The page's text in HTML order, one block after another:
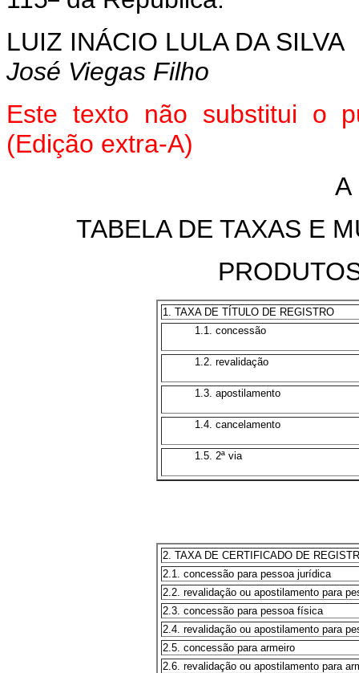
LUIZ INÁCIO LULA DA SILVA
José Viegas Filho
Este texto não substitui o
(Edição extra-A)
A
TABELA DE TAXAS E
1. TAXA DE TÍTULO DE REGISTRO
1.1. concessão
1.2. revalidação
1.3. apostilamento
1.4. cancelamento
1.5. 2ª via
2. TAXA DE CERTIFICADO DE
2.1. concessão para pessoa jurídica
2.2. revalidação ou apostilamento para
2.3. concessão para pessoa física
2.4. revalidação ou apostilamento para
2.5. concessão para armeiro
2.6. revalidação ou apostilamento para